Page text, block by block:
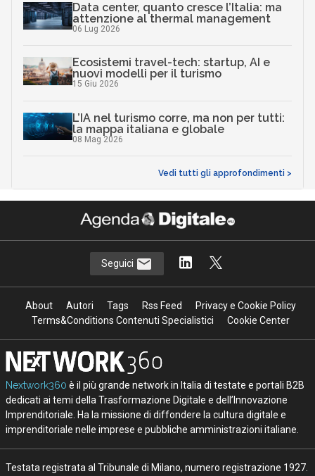
Data center, quanto cresce l’Italia: ma
attenzione al thermal management
06 Lug 2026
Ecosistemi travel-tech: startup, AI e
nuovi modelli per il turismo
15 Giu 2026
L’IA nel turismo corre, ma non per tutti:
la mappa italiana e globale
08 Mag 2026
Vedi tutti gli approfondimenti >
Seguici
About Autori Tags Rss Feed
Privacy e Cookie Policy
Terms&Conditions Contenuti Specialistici
Cookie Center
Nextwork360 è il più grande network in Italia di testate e portali B2B
dedicati ai temi della Trasformazione Digitale e dell’Innovazione
Imprenditoriale. Ha la missione di diffondere la cultura digitale e
imprenditoriale nelle imprese e pubbliche amministrazioni italiane.
Testata registrata al Tribunale di Milano, numero registrazione 1927.